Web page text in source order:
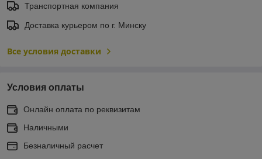
Транспортная компания
Доставка курьером по г. Минску
Все условия доставки
Условия оплаты
Онлайн оплата по реквизитам
Наличными
Безналичный расчет